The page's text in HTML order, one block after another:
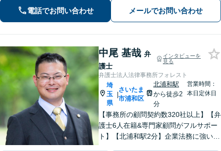
わせ下さい。
電話でお問い合わせ メールでお問い合わせ
中尾 基哉 弁
護士
インタビューを
見る
弁護士法人法律事務所フォレスト
埼
玉
県
|
さいたま
市浦和区
北浦和駅
から徒歩2
分
営業時間：
本日定休日
【事務所の顧問契約数320社以上】【弁
護士6人在籍&専門家顧問がフルサポー
ト】【北浦和駅2分】企業法務に強い弁